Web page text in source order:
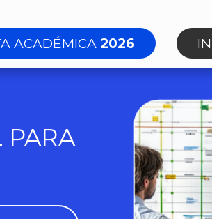
ACADÉMICA 2026
PARA